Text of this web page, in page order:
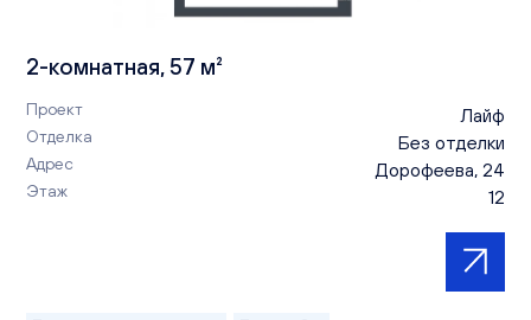
2-комнатная, 57 м²
Проект Лайф
Отделка Без отделки
Адрес Дорофеева, 24
Этаж 12